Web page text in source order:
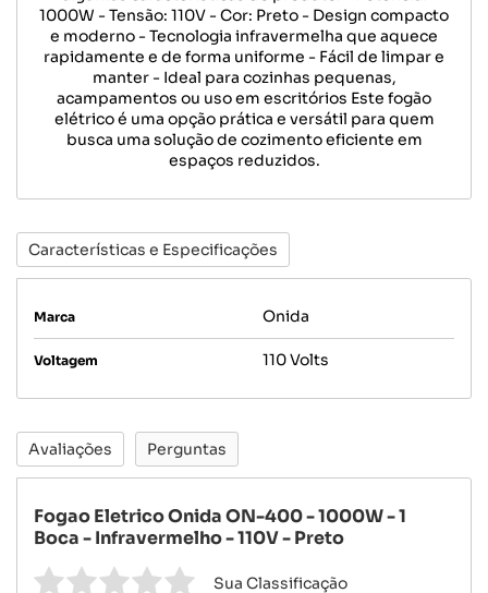
1000W - Tensão: 110V - Cor: Preto - Design compacto
e moderno - Tecnologia infravermelha que aquece
rapidamente e de forma uniforme - Fácil de limpar e
manter - Ideal para cozinhas pequenas,
acampamentos ou uso em escritórios Este fogão
elétrico é uma opção prática e versátil para quem
busca uma solução de cozimento eficiente em
espaços reduzidos.
Características e Especificações
Marca Onida
Voltagem 110 Volts
Avaliações Perguntas
Fogao Eletrico Onida ON-400 - 1000W - 1
Boca - Infravermelho - 110V - Preto
Sua Classificação